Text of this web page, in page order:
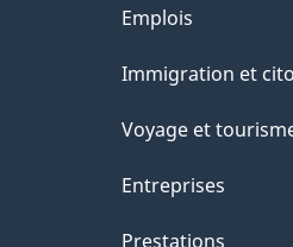
Thèmes
et
Emplois
Immigration et
Voyage et
Entreprises
Prestations